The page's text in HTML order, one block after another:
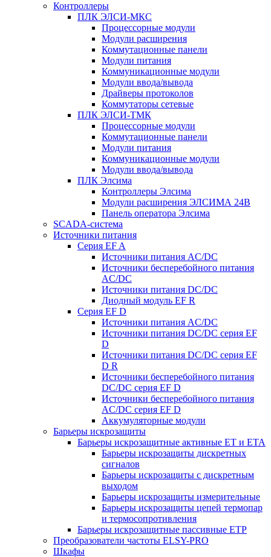
Контроллеры
ПЛК ЭЛСИ-МКС
Процессорные модули
Модули расширения
Коммутационные панели
Модули питания
Коммуникационные модули
Модули ввода/вывода
Драйверы протоколов
Коммутаторы сетевые
ПЛК ЭЛСИ-ТМК
Процессорные модули
Коммутационные панели
Модули питания
Коммуникационные модули
Модули ввода/вывода
ПЛК Элсима
Контроллеры Элсима
Модули расширения ЭЛСИМА 24В
Панель оператора Элсима
SCADA-система
Источники питания
Серия EF A
Источники питания AC/DC
Источники бесперебойного питания
AC/DC
Источники питания DC/DC
Диодный модуль EF R
Серия EF D
Источники питания AC/DC
Источники питания DC/DC серия EF
D
Источники питания DC/DC серия EF
D R
Источники бесперебойного питания
DC/DC серия EF D
Источники бесперебойного питания
AC/DC серия EF D
Аккумуляторные модули
Барьеры искрозащиты
Барьеры искрозащитные активные ET и ETA
Барьеры искрозащиты дискретных
сигналов
Барьеры искрозащиты с дискретным
выходом
Барьеры искрозащиты измерительные
Барьеры искрозащиты цепей термопар
и термосопротивления
Барьеры искрозащитные пассивные ЕТР
Преобразователи частоты ELSY-PRO
Шкафы